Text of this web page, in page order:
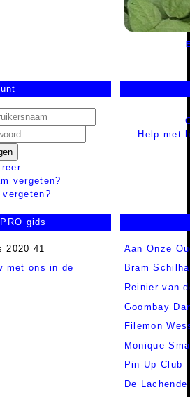
vergeten?
vergeten?
Help met
gids
met ons in de
Aan Onze
Bram
Reinier van
Goombay
Filemon
Monique
Pin-Up Club
De